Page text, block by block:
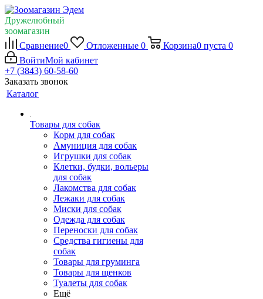
Дружелюбный
зоомагазин
Сравнение0 Отложенные 0 Корзина0 пуста 0
ВойтиМой кабинет
+7 (3843) 60-58-60
Заказать звонок
Каталог
Товары для собак
Корм для собак
Амуниция для собак
Игрушки для собак
Клетки, будки, вольеры
для собак
Лакомства для собак
Лежаки для собак
Миски для собак
Одежда для собак
Переноски для собак
Средства гигиены для
собак
Товары для груминга
Товары для щенков
Туалеты для собак
Ещё